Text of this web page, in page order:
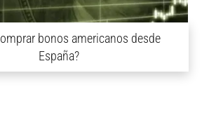
bonos americanos desde
España?